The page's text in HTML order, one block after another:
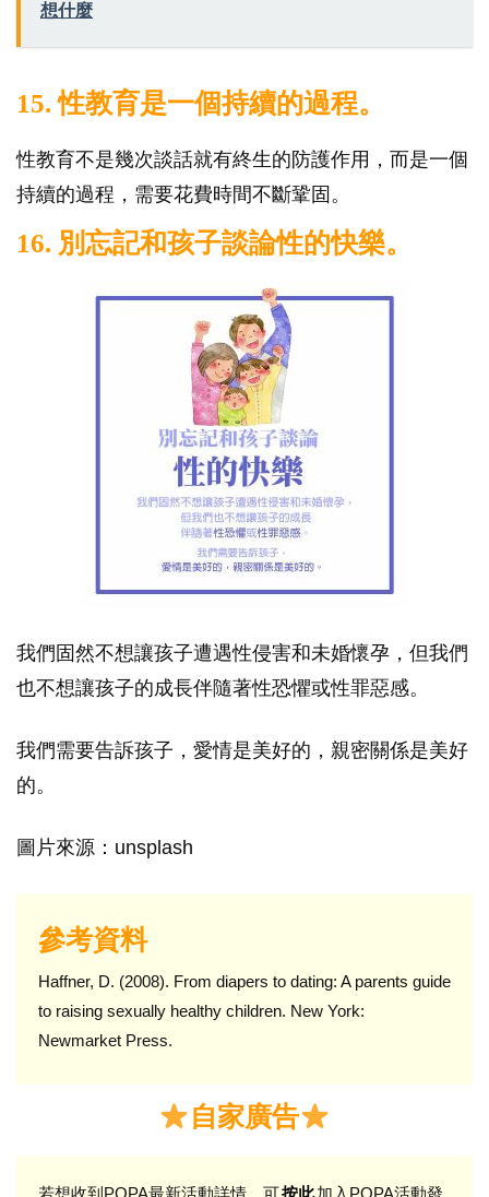
想什麼
15. 性教育是一個持續的過程。
性教育不是幾次談話就有終生的防護作用，而是一個
持續的過程，需要花費時間不斷鞏固。
16. 別忘記和孩子談論性的快樂。
我們固然不想讓孩子遭遇性侵害和未婚懷孕，但我們
也不想讓孩子的成長伴隨著性恐懼或性罪惡感。
我們需要告訴孩子，愛情是美好的，親密關係是美好
的。
圖片來源：unsplash
參考資料
Haffner, D. (2008). From diapers to dating: A parents guide
to raising sexually healthy children. New York:
Newmarket Press.
自家廣告